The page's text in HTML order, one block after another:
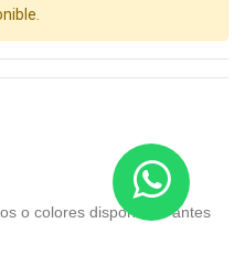
o colores disponibles antes